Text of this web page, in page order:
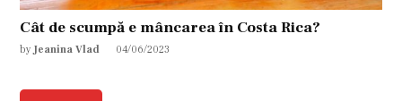
Cât de scumpă e mâncarea în Costa Rica?
by Jeanina Vlad 04/06/2023